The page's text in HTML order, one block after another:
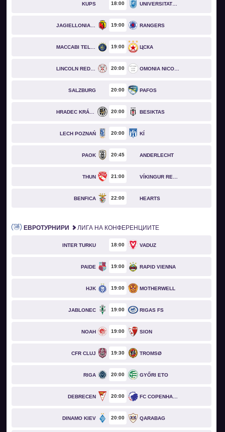
KUPS 18 00 UNIVERSITATEA CRAIOVA
JAGIELLONIA BIAŁYSTOK 19 00 RANGERS
19 00 ЦСКА
LINCOLN RED IMPS 20 00 OMONIA NICOSIA
SALZBURG 20 00 PAFOS
HRADEC KRÁLOVÉ 20 00 BESIKTAS
LECH POZNAŃ 20 00 KÍ
PAOK 20 45 ANDERLECHT
THUN 21 00
BENFICA 22 00 HEARTS
ЕВРОТУРНИРИ ЛИГА НА КОНФЕРЕНЦИИТЕ
INTER TURKU 18 00 VADUZ
PAIDE 19 00 RAPID VIENNA
HJK 19 00 MOTHERWELL
JABLONEC 19 00 RIGAS FS
NOAH 19 00 SION
CFR CLUJ 19 30 TROMSØ
RIGA 20 00 GYŐRI ETO
DEBRECEN 20 00 FC COPENHAGEN
DINAMO KIEV 20 00 QARABAG